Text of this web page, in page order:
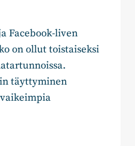
Facebook-liven
on ollut toistaiseksi
täyttyminen